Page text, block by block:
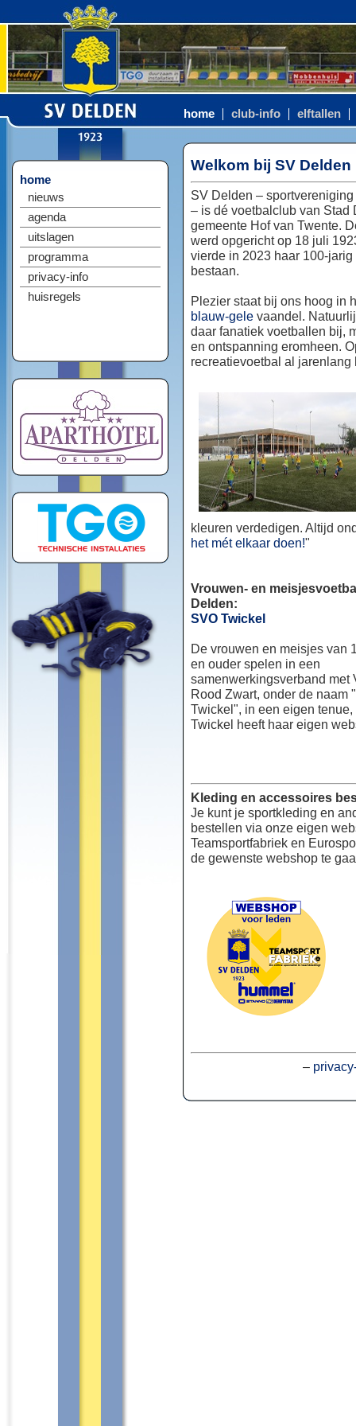
home club-info elftallen
home
nieuws
agenda
uitslagen
programma
privacy-info
huisregels
Welkom bij SV Delden
SV Delden –
– is dé voetbalclub van Stad
gemeente Hof van Twente.
werd opgericht op 18 juli
vierde in 2023 haar 100-jarig
bestaan.
Plezier staat bij ons hoog in
blauw-gele vaandel.
daar fanatiek voetballen bij,
en ontspanning eromheen.
recreatievoetbal al jarenlang
kleuren verdedigen. Altijd
het mét elkaar doen!"
Vrouwen- en
Delden:
SVO Twickel
De vrouwen en meisjes van
en ouder spelen in een
samenwerkingsverband met
Rood Zwart, onder de naam
Twickel", in een eigen
Twickel heeft haar eigen
Kleding en accessoires
Je kunt je sportkleding en
bestellen via onze eigen
Teamsportfabriek en
de gewenste webshop te
–